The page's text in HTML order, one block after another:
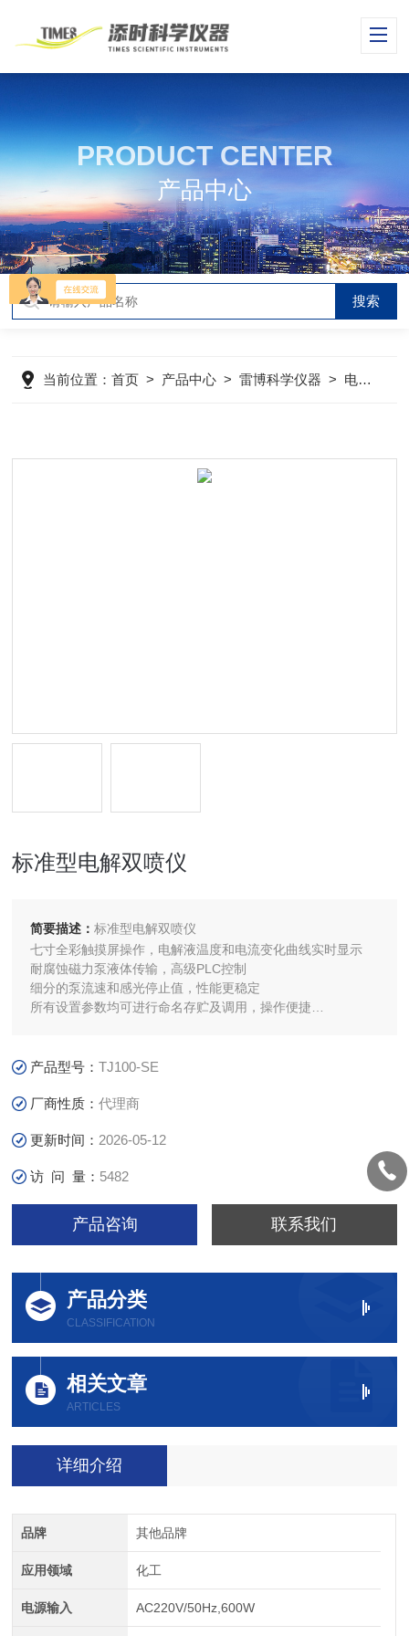
PRODUCT CENTER
产品中心
当前位置：首页 > 产品中心 >雷博科学仪器 > 电镜样品制备
标准型电解双喷仪
简要描述：标准型电解双喷仪
七寸全彩触摸屏操作，电解液温度和电流变化曲线实时显示
耐腐蚀磁力泵液体传输，高级PLC控制
细分的泵流速和感光停止值，性能更稳定
所有设置参数均可进行命名存贮及调用，操作便捷
产品型号：TJ100-SE
厂商性质：代理商
更新时间： 2026-05-12
访 问 量： 5482
产品咨询 联系我们
产品分类
CLASSIFICATION
相关文章
ARTICLES
详细介绍
品牌 其他品牌
应用领域 化工
电源输入 AC220V/50Hz,600W